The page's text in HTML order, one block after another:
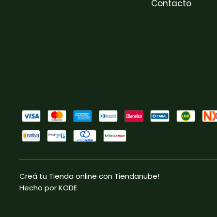
Contacto
Creá tu Tienda online con Tiendanube!
Hecho por KODE